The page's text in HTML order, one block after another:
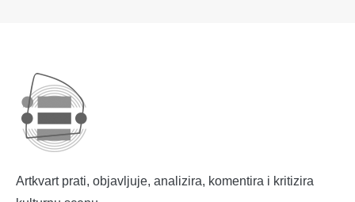
Artkvart prati, objavljuje, analizira, komentira i kritizira